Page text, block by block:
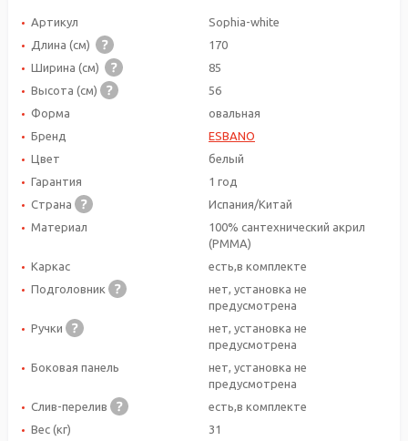
Артикул
Sophia-white
Длина (см)
170
Ширина (см)
85
Высота (см)
56
Форма
овальная
Бренд
ESBANO
Цвет
белый
Гарантия
1 год
Страна
Испания/Китай
Материал
100% сантехнический акрил
(PMMA)
Каркас
есть,в комплекте
Подголовник
нет, установка не
предусмотрена
Ручки
нет, установка не
предусмотрена
Боковая панель
нет, установка не
предусмотрена
Слив-перелив
есть,в комплекте
Вес (кг)
31